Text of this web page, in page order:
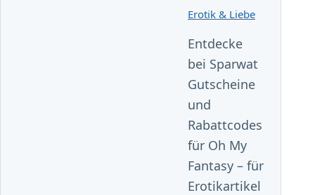
Erotik & Liebe
Entdecke
bei Sparwat
Gutscheine
und
Rabattcodes
für Oh My
Fantasy – für
Erotikartikel